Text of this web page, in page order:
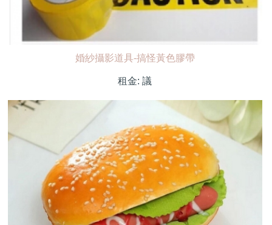
婚紗攝影道具-搞怪黃色膠帶
租金:議